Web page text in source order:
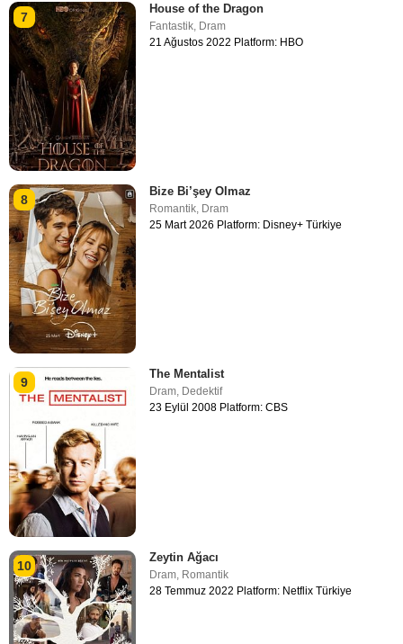
7
House of the Dragon
Fantastik Dram
21 Ağustos 2022 Platform: HBO
8
Bize Bi’şey Olmaz
Romantik, Dram
25 Mart 2026 Platform: Disney+ Türkiye
9
The Mentalist
Dram, Dedektif
23 Eylül 2008 Platform: CBS
10
Zeytin Ağacı
Dram Romantik
28 Temmuz 2022 Platform: Netflix Türkiye